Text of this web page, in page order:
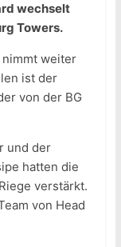
wechselt
Towers.
weiter
ist der
von der BG
und der
hatten die
verstärkt.
von Head